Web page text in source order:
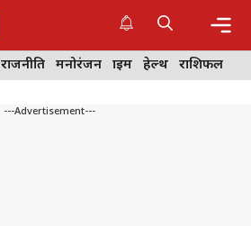
राजनीति मनोरंजन क्राइम हेल्थ राशिफल
---Advertisement---